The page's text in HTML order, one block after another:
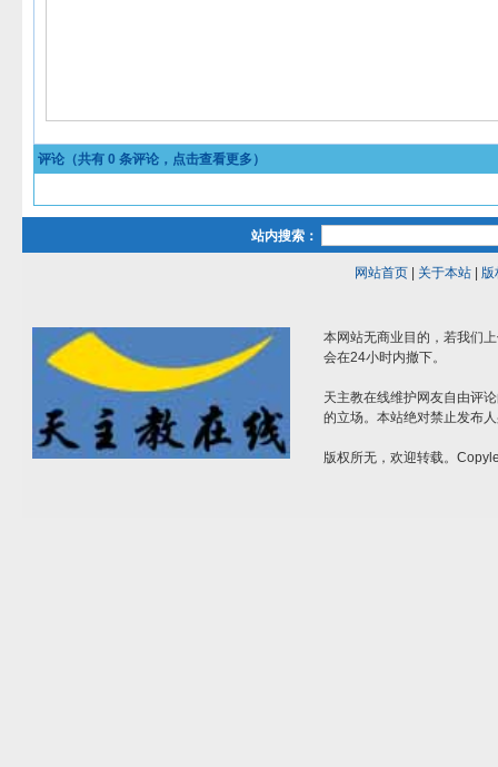
评论（共有 0 条评论，点击查看更多）
站内搜索：
网站首页| 关于本站| 版
本网站无商业目的，若我们
会在24小时内撤下。
天主教在线维护网友自由评
的立场。本站绝对禁止发布
版权所无，欢迎转载。